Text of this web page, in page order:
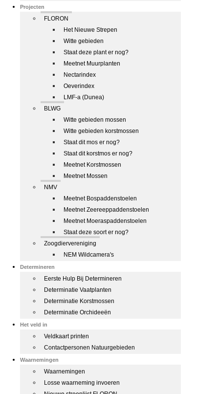
Projecten
FLORON
Het Nieuwe Strepen
Witte gebieden
Staat deze plant er nog?
Meetnet Muurplanten
Nectarindex
Oeverindex
LMF-a (Dunea)
BLWG
Witte gebieden mossen
Witte gebieden korstmossen
Staat dit mos er nog?
Staat dit korstmos er nog?
Meetnet Korstmossen
Meetnet Mossen
NMV
Meetnet Bospaddenstoelen
Meetnet Zeereeppaddenstoelen
Meetnet Moeraspaddenstoelen
Staat deze soort er nog?
Zoogdiervereniging
NEM Wildcamera's
Determineren
Eerste Hulp Bij Determineren
Determinatie Vaatplanten
Determinatie Korstmossen
Determinatie Orchideeën
Het veld in
Veldkaart printen
Contactpersonen Natuurgebieden
Waarnemingen
Waarnemingen
Losse waarneming invoeren